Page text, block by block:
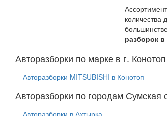
количества
разборок
Авторазборки по марке в г. Конотоп
Авторазборки MITSUBISHI в Конотоп
Авторазборки по городам Сумская